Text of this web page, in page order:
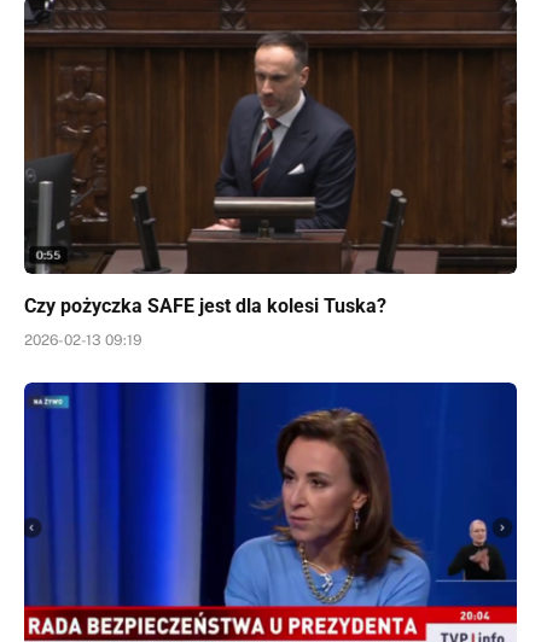
Czy pożyczka SAFE jest dla kolesi Tuska?
2026-02-13 09:19